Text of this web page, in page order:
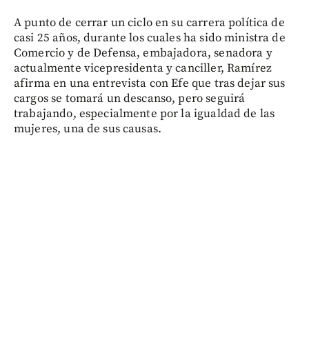
A punto de cerrar un ciclo en su carrera política de
casi 25 años, durante los cuales ha sido ministra de
Comercio y de Defensa, embajadora, senadora y
actualmente vicepresidenta y canciller, Ramírez
afirma en una entrevista con Efe que tras dejar sus
cargos se tomará un descanso, pero seguirá
trabajando, especialmente por la igualdad de las
mujeres, una de sus causas.